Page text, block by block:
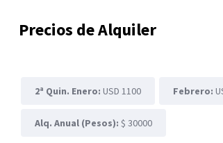
Precios de Alquiler
2ª Quin. Enero: USD 1100 Febrero:
Alq. Anual (Pesos): $ 30000